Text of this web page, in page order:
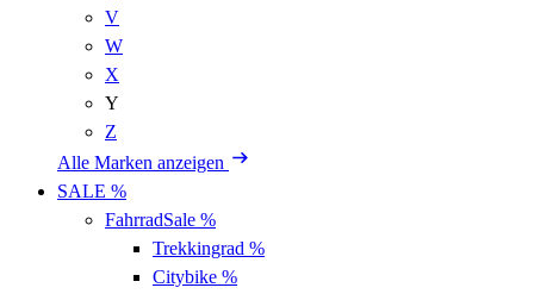
V
W
X
Y
Z
Alle Marken anzeigen
SALE %
FahrradSale %
Trekkingrad %
Citybike %